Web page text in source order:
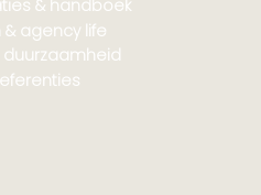
& handboek
agency life